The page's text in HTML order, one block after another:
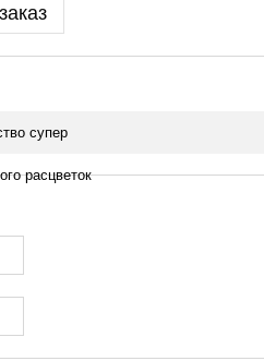
супер
расцветок